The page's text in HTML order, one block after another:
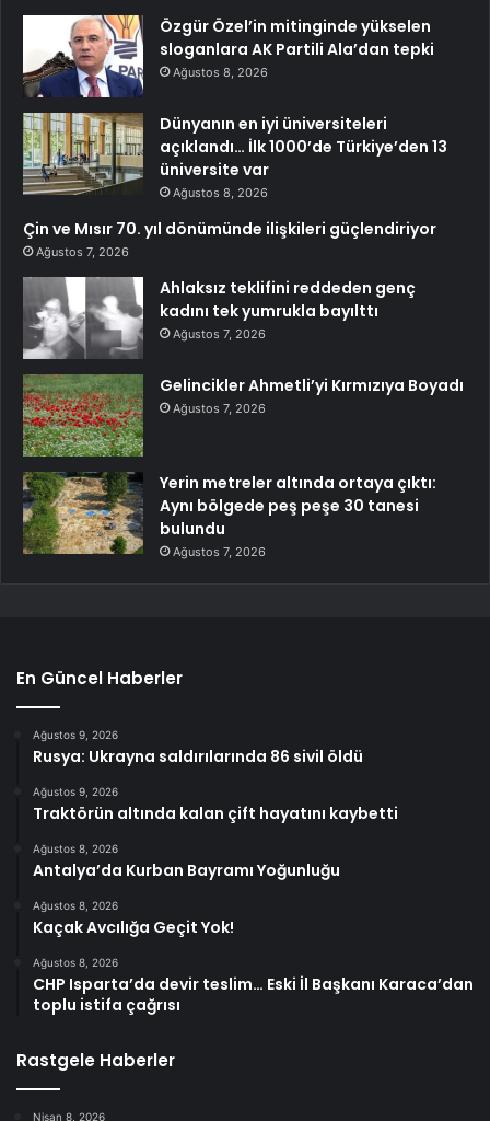
Özgür Özel’in mitinginde yükselen
sloganlara AK Partili Ala’dan tepki
Ağustos 8, 2026
Dünyanın en iyi üniversiteleri
açıklandı… İlk 1000’de Türkiye’den 13
üniversite var
Ağustos 8, 2026
Çin ve Mısır 70. yıl dönümünde ilişkileri güçlendiriyor
Ağustos 7, 2026
Ahlaksız teklifini reddeden genç
kadını tek yumrukla bayılttı
Ağustos 7, 2026
Gelincikler Ahmetli’yi Kırmızıya Boyadı
Ağustos 7, 2026
Yerin metreler altında ortaya çıktı:
Aynı bölgede peş peşe 30 tanesi
bulundu
Ağustos 7, 2026
En Güncel Haberler
Ağustos 9, 2026
Rusya: Ukrayna saldırılarında 86 sivil öldü
Ağustos 9, 2026
Traktörün altında kalan çift hayatını kaybetti
Ağustos 8, 2026
Antalya’da Kurban Bayramı Yoğunluğu
Ağustos 8, 2026
Kaçak Avcılığa Geçit Yok!
Ağustos 8, 2026
CHP Isparta’da devir teslim… Eski İl Başkanı Karaca’dan
toplu istifa çağrısı
Rastgele Haberler
Nisan 8, 2026